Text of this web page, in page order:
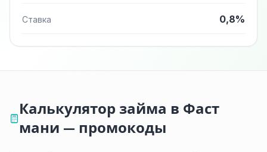
Ставка 0,8%
Калькулятор займа в Фаст
мани — промокоды